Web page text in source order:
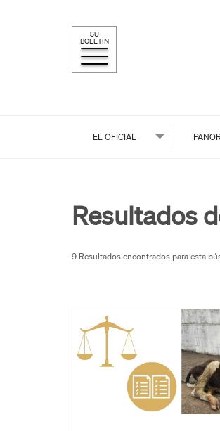
SU
BOLETÍN
EL OFICIAL
Resultados
9 Resultados encontrados para esta